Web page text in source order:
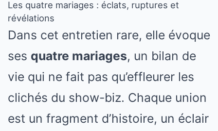
Les quatre mariages : éclats, ruptures et
révélations
Dans cet entretien rare, elle évoque
ses quatre mariages, un bilan de
vie qui ne fait pas qu’effleurer les
clichés du show-biz. Chaque union
est un fragment d’histoire, un éclair